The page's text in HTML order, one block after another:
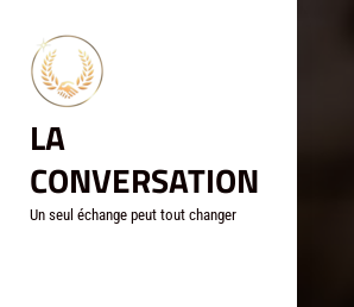
contenu
LA
CONVERSATION
Un seul échange peut tout changer